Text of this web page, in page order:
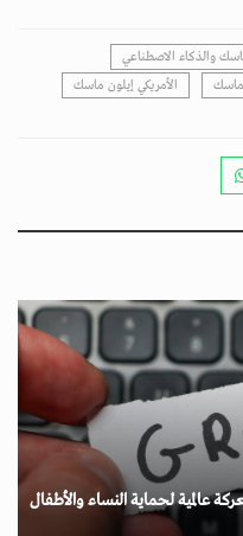
والذكاء الاصطناعي
ماسك
الأمريكي إيلون ماسك
عالمية لحماية النساء والأطفال